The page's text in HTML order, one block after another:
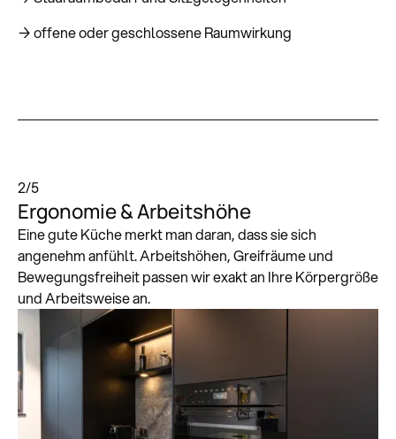
→ offene oder geschlossene Raumwirkung
2/5
Ergonomie & Arbeitshöhe
Eine gute Küche merkt man daran, dass sie sich
angenehm anfühlt. Arbeitshöhen, Greifräume und
Bewegungsfreiheit passen wir exakt an Ihre Körpergröße
und Arbeitsweise an.